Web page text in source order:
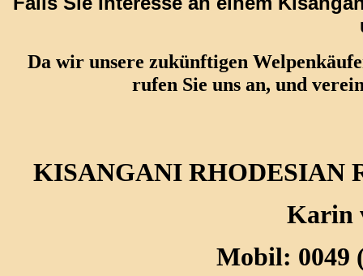
Da wir unsere zukünftigen
rufen Sie uns an, und
KISANGANI RHODESIAN
Karin
Mobil: 0049